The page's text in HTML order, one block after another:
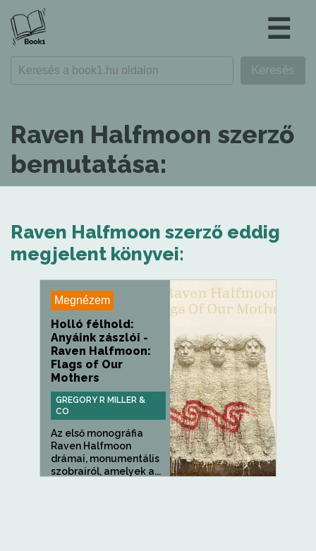
☰
Raven Halfmoon szerző
bemutatása:
Raven Halfmoon szerző eddig
megjelent könyvei:
Megnézem
Holló félhold:
Anyáink zászlói -
Raven Halfmoon:
Flags of Our
Mothers
GREGORY R MILLER &
CO
Az első monográfia
Raven Halfmoon
drámai, monumentális
szobrairól, amelyek a...